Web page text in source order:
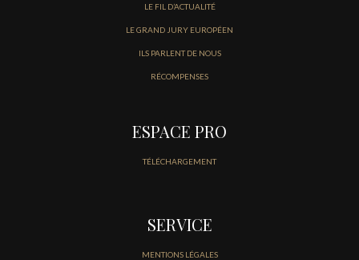
LE FIL D’ACTUALITÉ
LE GRAND JURY EUROPÉEN
ILS PARLENT DE NOUS
RÉCOMPENSES
ESPACE PRO
TÉLÉCHARGEMENT
SERVICE
MENTIONS LÉGALES